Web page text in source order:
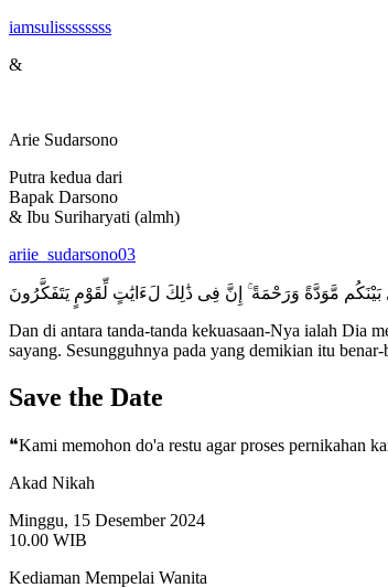
iamsulissssssss
&
Arie Sudarsono
Putra kedua dari
Bapak Darsono
& Ibu Suriharyati (almh)
ariie_sudarsono03
بَيْنَكُم مَّوَدَّةً وَرَحْمَةً ۚ إِنَّ فِى ذَٰلِكَ لَءَايَٰتٍ لِّقَوْمٍ يَتَفَكَّرُونَ
Dan di antara tanda-tanda kekuasaan-Nya ialah Dia
sayang. Sesungguhnya pada yang demikian itu
Save the Date
❝Kami memohon do'a restu agar proses pernikahan
Akad Nikah
Minggu, 15 Desember 2024
10.00 WIB
Kediaman Mempelai Wanita